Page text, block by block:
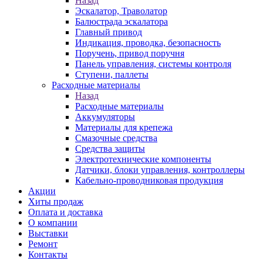
Эскалатор, Траволатор
Балюстрада эскалатора
Главный привод
Индикация, проводка, безопасность
Поручень, привод поручня
Панель управления, системы контроля
Ступени, паллеты
Расходные материалы
Назад
Расходные материалы
Аккумуляторы
Материалы для крепежа
Смазочные средства
Средства защиты
Электротехнические компоненты
Датчики, блоки управления, контроллеры
Кабельно-проводниковая продукция
Акции
Хиты продаж
Оплата и доставка
О компании
Выставки
Ремонт
Контакты